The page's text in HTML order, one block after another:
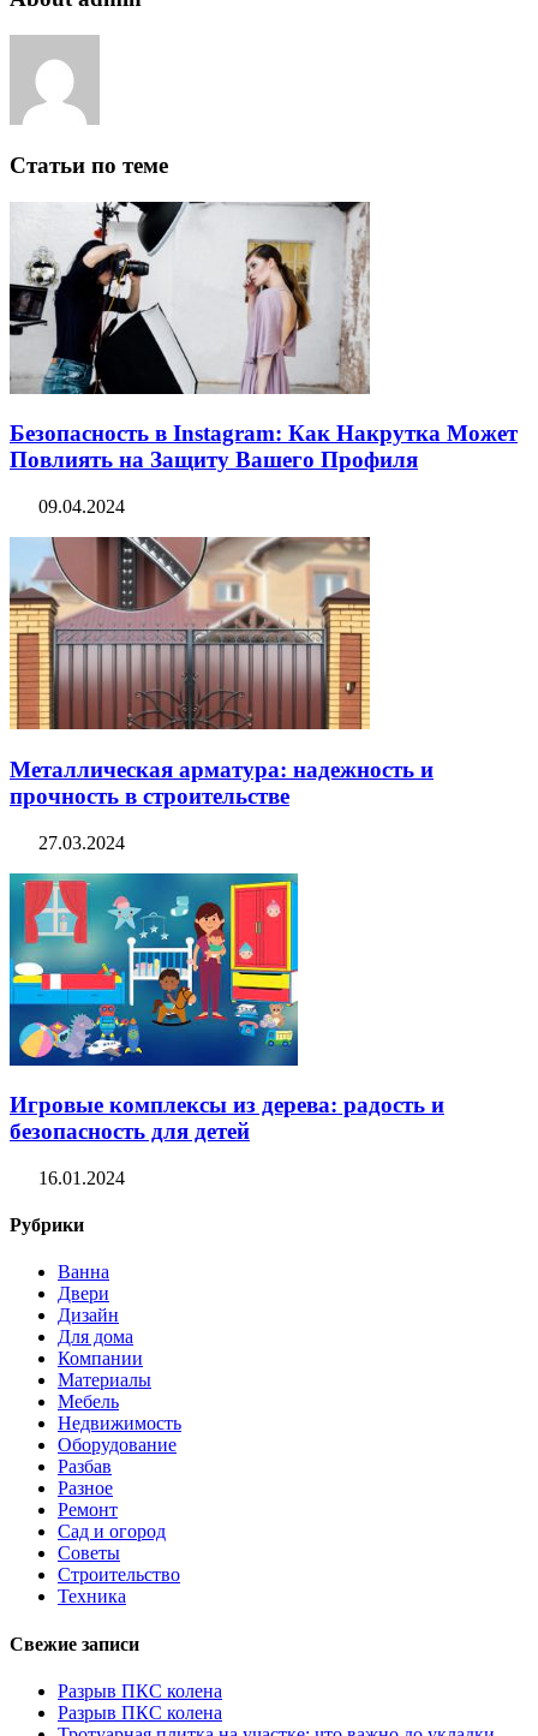
Статьи по теме
Безопасность в Instagram: Как Накрутка Может
Повлиять на Защиту Вашего Профиля
09.04.2024
Металлическая арматура: надежность и
прочность в строительстве
27.03.2024
Игровые комплексы из дерева: радость и
безопасность для детей
16.01.2024
Рубрики
Ванна
Двери
Дизайн
Для дома
Компании
Материалы
Мебель
Недвижимость
Оборудование
Разбав
Разное
Ремонт
Сад и огород
Советы
Строительство
Техника
Свежие записи
Разрыв ПКС колена
Разрыв ПКС колена